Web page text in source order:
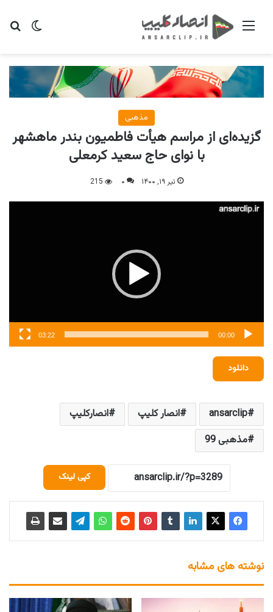
تغییر منو
مذهبی
گزیده‌ای از مراسم هیأت فاطمیون بندر ماهشهر
با نوای حاج سعید کرمعلی
تیر ۱۹, ۱۴۰۰ ۰ 215
نمایشگر
ویدیو
00:00
03:22
دانلود
ansarclip انصار کلیپ
انصارکلیپ
مذهبی 99
کپی لینک
نوشته های مشابه